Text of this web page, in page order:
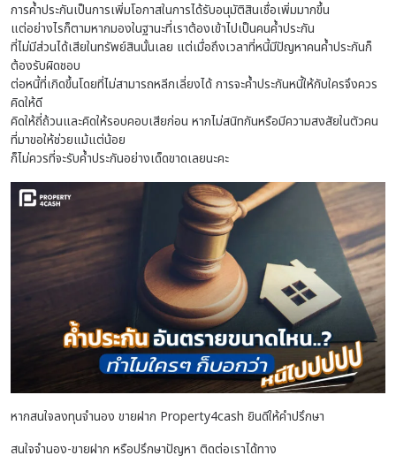
การค้ำประกันเป็นการเพิ่มโอกาสในการได้รับอนุมัติสินเชื่อเพิ่มมากขึ้น
แต่อย่างไรก็ตามหากมองในฐานะที่เราต้องเข้าไปเป็นคนค้ำประกัน
ที่ไม่มีส่วนได้เสียในทรัพย์สินนั้นเลย แต่เมื่อถึงเวลาที่หนี้มีปัญหาคนค้ำประกันก็
ต้องรับผิดชอบ
ต่อหนี้ที่เกิดขึ้นโดยที่ไม่สามารถหลีกเลี่ยงได้ การจะค้ำประกันหนี้ให้กับใครจึงควร
คิดให้ดี
คิดให้ถี่ถ้วนและคิดให้รอบคอบเสียก่อน หากไม่สนิทกันหรือมีความสงสัยในตัวคน
ที่มาขอให้ช่วยแม้แต่น้อย
ก็ไม่ควรที่จะรับค้ำประกันอย่างเด็ดขาดเลยนะคะ
หากสนใจลงทุนจำนอง ขายฝาก Property4cash ยินดีให้คำปรึกษา
สนใจจำนอง-ขายฝาก หรือปรึกษาปัญหา ติดต่อเราได้ทาง